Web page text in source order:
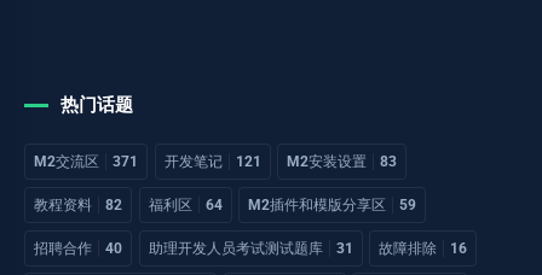
热门话题
M2交流区 371 开发笔记 121 M2安装设置 83
教程资料 82 福利区 64 M2插件和模版分享区 59
招聘合作 40 助理开发人员考试测试题库 31 故障排除 16